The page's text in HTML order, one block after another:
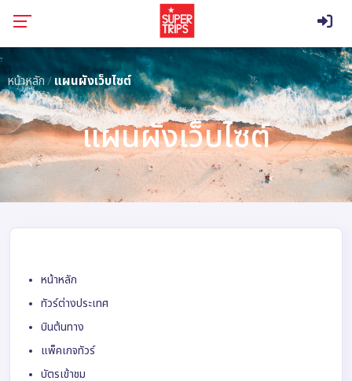
หน้าหลัก แผนผังเว็บไซต์
แผนผังเว็บไซต์
หน้าหลัก
ทัวร์ต่างประเทศ
บินต้นทาง
แพ็คเกจทัวร์
บัตรเข้าชม